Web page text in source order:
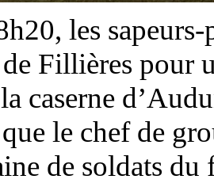
les
Fillières pour
caserne
le chef de
de soldats du